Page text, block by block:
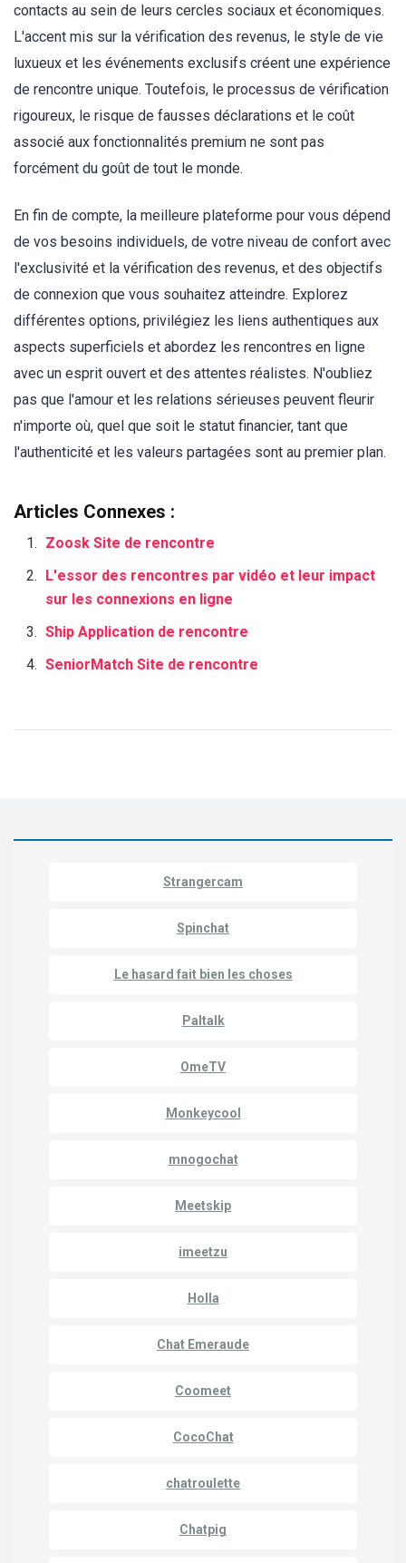
contacts au sein de leurs cercles sociaux et économiques.
L'accent mis sur la vérification des revenus, le style de vie
luxueux et les événements exclusifs créent une expérience
de rencontre unique. Toutefois, le processus de vérification
rigoureux, le risque de fausses déclarations et le coût
associé aux fonctionnalités premium ne sont pas
forcément du goût de tout le monde.
En fin de compte, la meilleure plateforme pour vous dépend
de vos besoins individuels, de votre niveau de confort avec
l'exclusivité et la vérification des revenus, et des objectifs
de connexion que vous souhaitez atteindre. Explorez
différentes options, privilégiez les liens authentiques aux
aspects superficiels et abordez les rencontres en ligne
avec un esprit ouvert et des attentes réalistes. N'oubliez
pas que l'amour et les relations sérieuses peuvent fleurir
n'importe où, quel que soit le statut financier, tant que
l'authenticité et les valeurs partagées sont au premier plan.
Articles Connexes :
Zoosk Site de rencontre
L'essor des rencontres par vidéo et leur impact
sur les connexions en ligne
Ship Application de rencontre
SeniorMatch Site de rencontre
Strangercam
Spinchat
Le hasard fait bien les choses
Paltalk
OmeTV
Monkeycool
mnogochat
Meetskip
imeetzu
Holla
Chat Emeraude
Coomeet
CocoChat
chatroulette
Chatpig